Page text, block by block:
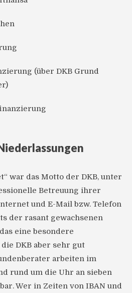
(über DKB Grund
war das Motto der DKB, unter
Betreuung ihrer
und E-Mail bzw. Telefon
der rasant gewachsenen
eine besondere
DKB aber sehr gut
arbeiten im
rund um die Uhr an sieben
Wer in Zeiten von IBAN und